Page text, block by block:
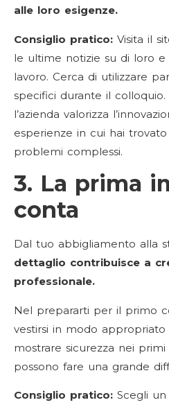
alle loro esigenze.
Consiglio pratico: Visita il
le ultime notizie su di loro e
lavoro. Cerca di utilizzare
specifici durante il
l’azienda valorizza
esperienze in cui hai
problemi complessi.
3. La prima
conta
Dal tuo abbigliamento alla
dettaglio contribuisce a
professionale.
Nel prepararti per il primo
vestirsi in modo appropriato
mostrare sicurezza nei
possono fare una grande
Consiglio pratico: Scegli un